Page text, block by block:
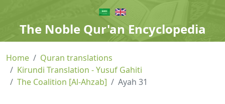
The Noble Qur'an Encyclopedia
Home
Quran translations
Kirundi Translation - Yusuf Gahiti
The Coalition [Al-Ahzab]
Ayah 31